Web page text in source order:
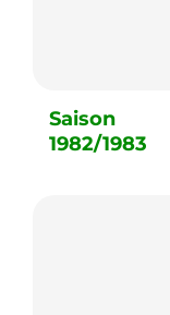
Saison
1982/1983